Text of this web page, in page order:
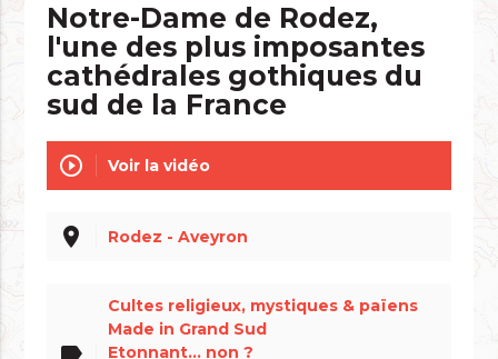
Notre-Dame de Rodez,
l'une des plus imposantes
cathédrales gothiques du
sud de la France
play_circle_outline Voir la vidéo
place Rodez - Aveyron
label
Cultes religieux, mystiques & païens
Made in Grand Sud
Etonnant... non ?